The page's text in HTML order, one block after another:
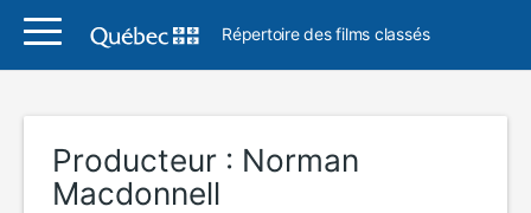
Répertoire des films classés
Producteur : Norman
Macdonnell